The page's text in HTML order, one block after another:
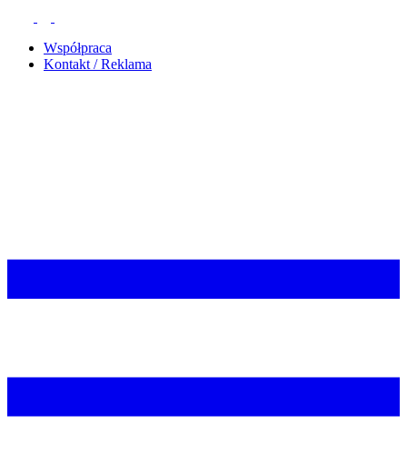
Współpraca
Kontakt / Reklama